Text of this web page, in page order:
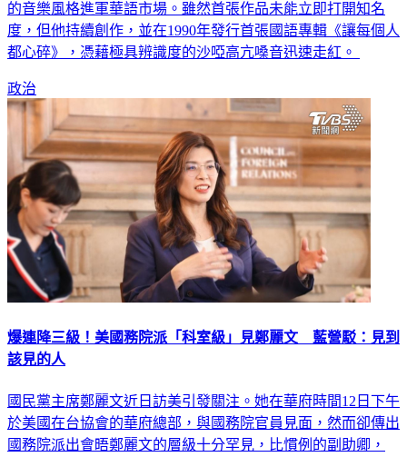
的音樂風格進軍華語市場。雖然首張作品未能立即打開知名
度，但他持續創作，並在1990年發行首張國語專輯《讓每個人
都心碎》，憑藉極具辨識度的沙啞高亢嗓音迅速走紅。
政治
爆連降三級！美國務院派「科室級」見鄭麗文 藍營駁：見到
該見的人
國民黨主席鄭麗文近日訪美引發關注。她在華府時間12日下午
於美國在台協會的華府總部，與國務院官員見面，然而卻傳出
國務院派出會晤鄭麗文的層級十分罕見，比慣例的副助卿，